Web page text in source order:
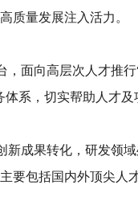
质量发展注入活力。
，面向高层次人才推
系，切实帮助人才
新成果转化，研发领
要包括国内外顶尖